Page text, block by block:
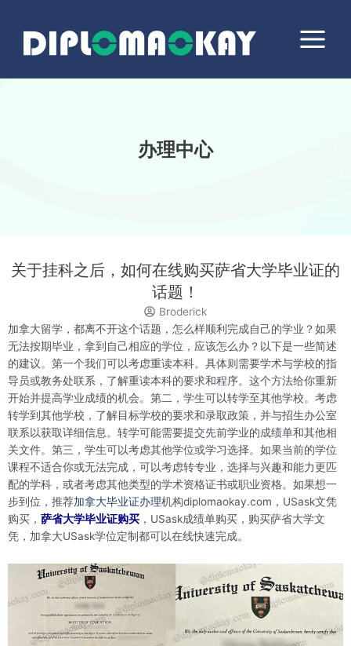
Menu
办理中心
关于挂科之后，如何在线购买萨省大学毕业证的
话题！
Broderick
加拿大留学，都离不开这个话题，怎么样顺利完成自己的学业？如果
无法按期毕业，拿到自己相应的学位，应该怎么办？以下是一些简述
的建议。第一个我们可以考虑重读本科。具体则需要学术与学校的指
导员或教务处联系，了解重读本科的要求和程序。这个方法给你重新
开始并提高学业成绩的机会。第二，学生可以转学至其他学校。考虑
转学到其他学校，了解目标学校的要求和录取政策，并与招生办公室
联系以获取详细信息。转学可能需要提交先前学业的成绩单和其他相
关文件。第三，学生可以考虑其他学位或学习选择。如果当前的学位
课程不适合你或无法完成，可以考虑转专业，选择与兴趣和能力更匹
配的学科，或者考虑其他类型的学术资格证书或职业资格。如果想一
步到位，推荐加拿大毕业证办理机构diplomaokay.com，USask文凭
购买， 萨省大学毕业证购买 ，USask成绩单购买，购买萨省大学文
凭，加拿大USask学位定制都可以在线快速完成。